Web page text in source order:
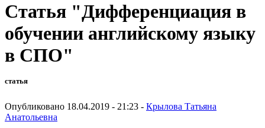
Статья "Дифференциация в
обучении английскому языку
в СПО"
статья
Опубликовано 18.04.2019 - 21:23 - Крылова Татьяна
Анатольевна